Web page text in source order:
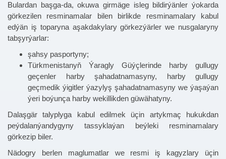
Bulardan başga-da, okuwa girmäge isleg bildirýänler ýokarda
görkezilen resminamalar bilen birlikde resminamalary kabul
edýän iş toparyna aşakdakylary görkezýärler we nusgalaryny
tabşyrýarlar:
şahsy pasportyny;
Türkmenistanyň Ýaragly Güýçlerinde harby gullugy
geçenler harby şahadatnamasyny, harby gullugy
geçmedik ýigitler ýazylyş şahadatnamasyny we ýaşaýan
ýeri boýunça harby wekillikden güwähatyny.
Dalaşgär talyplyga kabul edilmek üçin artykmaç hukukdan
peýdalanýandygyny tassyklaýan beýleki resminamalary
görkezip biler.
Nädogry berlen maglumatlar we resmi iş kagyzlary üçin